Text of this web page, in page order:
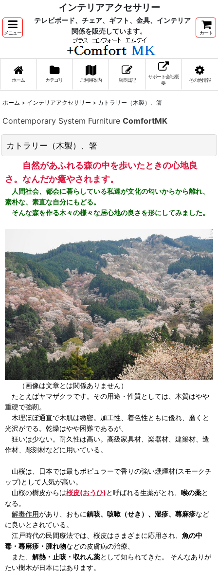
インテリアアクセサリー
メニュー
テレビボード、チェア、ギフト、金具、インテリア
関係を販売しています。
カート
ホーム カテゴリ ご利用案内 店長日記
サポート会社概
要
その他情報
ホーム > インテリアアクセサリー > カトラリー（木製）、箸
Contemporary System Furniture ComfortMK
カトラリー（木製）、箸
自然があふれる森の中を歩いたときの心地良
さ。なんだか癒やされます。
人間社会、都会に暮らしている私達が文化の匂いからから離れ、
素朴な、素直な自分にもどる。
そんな森を作る木々の様々な居心地の良さを形にしてみました。
（画像は文章とは関係ありません）
たとえばヤマザクラです。その用途・性質としては、木質はやや
重硬で強靭。
木理ほぼ通直で木肌は緻密。加工性、着色性ともに優れ、磨くと
光沢がでる。乾燥はやや困難であるが、
狂いは少ない。耐久性は高い。高級家具材、楽器材、建築材、造
作材、彫刻材などに用いている。
山桜は、日本では最もポピュラーで香りの強い燻煙材(スモークチ
ップ)として人気が高い。
山桜の樹皮からは桜皮(おうひ)と呼ばれる生薬がとれ、 喉の薬と
なる。
解毒作用があり、おもに鎮咳、咳嗽（せき）、湿疹、蕁麻疹など
に良いとされている。
江戸時代の民間療法では、桜皮はさまざまに応用され、 魚の中
毒・蕁麻疹・腫れ物などの皮膚病の治療、
また、 解熱・止咳・収れん薬として知られてきた。 そんなありが
たい樹木が日本にはあります。